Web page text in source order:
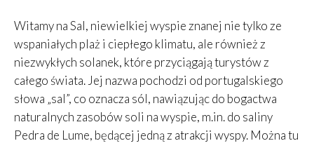
Witamy na Sal, niewielkiej wyspie znanej nie tylko ze
wspaniałych plaż i ciepłego klimatu, ale również z
niezwykłych solanek, które przyciągają turystów z
całego świata. Jej nazwa pochodzi od portugalskiego
słowa „sal”, co oznacza sól, nawiązując do bogactwa
naturalnych zasobów soli na wyspie, m.in. do saliny
Pedra de Lume, będącej jedną z atrakcji wyspy. Można tu